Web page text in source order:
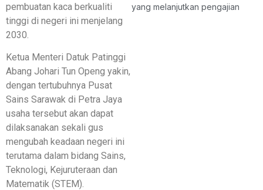
pembuatan kaca berkualiti
tinggi di negeri ini menjelang
2030.
Ketua Menteri Datuk Patinggi
Abang Johari Tun Openg yakin,
dengan tertubuhnya Pusat
Sains Sarawak di Petra Jaya
usaha tersebut akan dapat
dilaksanakan sekali gus
mengubah keadaan negeri ini
terutama dalam bidang Sains,
Teknologi, Kejuruteraan dan
Matematik (STEM).
yang melanjutkan pengajian